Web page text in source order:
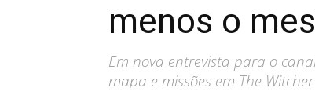
menos o
Em nova entrevista para o
mapa e missões em The